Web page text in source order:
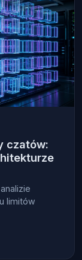
czatów:
limitów